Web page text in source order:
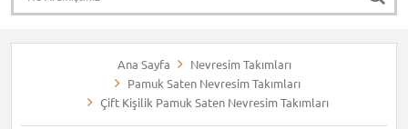
Ana Sayfa
Nevresim Takımları
Pamuk Saten Nevresim Takımları
Çift Kişilik Pamuk Saten Nevresim Takımları